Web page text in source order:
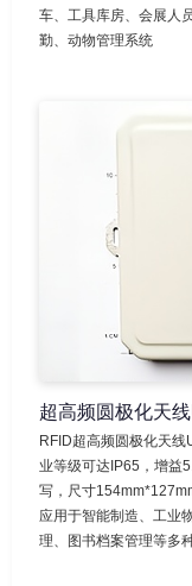
车、工具库房、会展人
勤、动物管理系统
超高频圆极化天
RFID超高频圆极化天
业等级可达IP65，增益
写，尺寸
应用于智能制造、工业
理、图书档案管理等多